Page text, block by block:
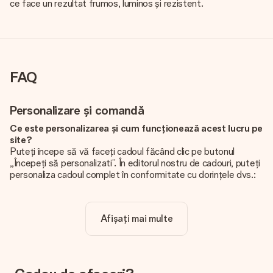
ce face un rezultat frumos, luminos și rezistent.
FAQ
Personalizare și comandă
Ce este personalizarea și cum funcționează acest lucru pe
site?
Puteți începe să vă faceți cadoul făcând clic pe butonul
„Începeți să personalizati”. În editorul nostru de cadouri, puteți
personaliza cadoul complet în conformitate cu dorințele dvs.:
Personalizarea este inclusă în preț?
Afișați mai multe